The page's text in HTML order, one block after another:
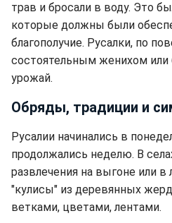
трав и бросали в воду. Это
которые должны были
благополучие. Русалки, по
состоятельным женихом или
урожай.
Обряды, традиции и
Русалии начинались в
продолжались неделю. В
развлечения на выгоне или в
"кулисы" из деревянных
ветками, цветами, лентами.